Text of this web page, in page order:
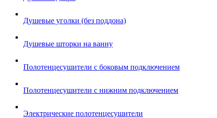
Душевые уголки (без поддона)
Душевые шторки на ванну
Полотенцесушители с боковым подключением
Полотенцесушители с нижним подключением
Электрические полотенцесушители